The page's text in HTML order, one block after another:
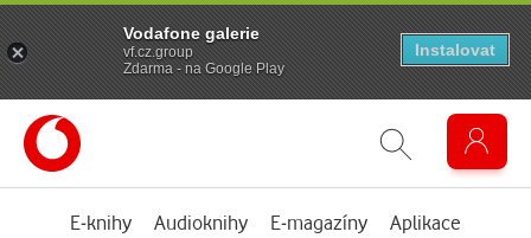
E-knihy Audioknihy E-magazíny Aplikace
Vodafone galerie
vf.cz.group
Zdarma - na Google Play
Instalovat